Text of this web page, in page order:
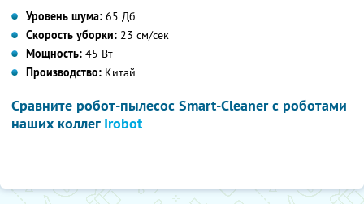
Уровень шума: 65 Дб
Скорость уборки: 23 см/сек
Мощность: 45 Вт
Производство: Китай
Сравните робот-пылесос Smart-Cleaner с роботами
наших коллег Irobot